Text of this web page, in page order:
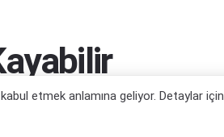
etmek anlamına geliyor. Detaylar için